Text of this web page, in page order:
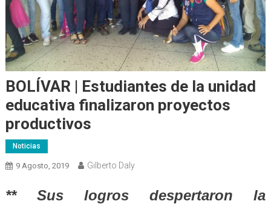
BOLÍVAR | Estudiantes de la unidad
educativa finalizaron proyectos
productivos
Noticias
9 Agosto, 2019 Gilberto Daly
** Sus logros despertaron la